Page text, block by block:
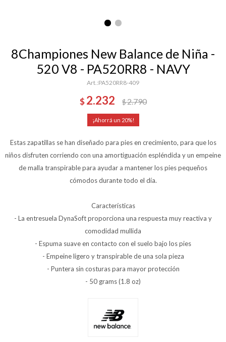
8Championes New Balance de Niña -
520 V8 - PA520RR8 - NAVY
PA520RR8-409
$ 2.232 $2.790
20
Estas zapatillas se han diseñado para pies en crecimiento, para que los
niños disfruten corriendo con una amortiguación espléndida y un empeine
de malla transpirable para ayudar a mantener los pies pequeños
cómodos durante todo el día.
Características
- La entresuela DynaSoft proporciona una respuesta muy reactiva y
comodidad mullida
- Espuma suave en contacto con el suelo bajo los pies
- Empeine ligero y transpirable de una sola pieza
- Puntera sin costuras para mayor protección
- 50 grams (1.8 oz)